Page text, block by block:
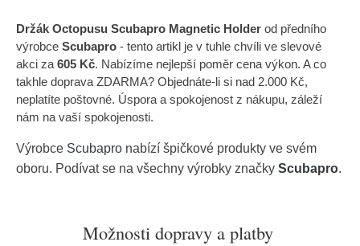
Držák Octopusu Scubapro Magnetic Holder od předního
výrobce Scubapro - tento artikl je v tuhle chvíli ve slevové
akci za 605 Kč. Nabízíme nejlepší poměr cena výkon. A co
takhle doprava ZDARMA? Objednáte-li si nad 2.000 Kč,
neplatíte poštovné. Úspora a spokojenost z nákupu, záleží
nám na vaší spokojenosti.
Výrobce Scubapro nabízí špičkové produkty ve svém
oboru. Podívat se na všechny výrobky značky Scubapro.
Možnosti dopravy a platby